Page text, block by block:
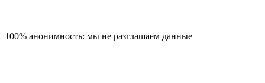
100% анонимность: мы не разглашаем данные